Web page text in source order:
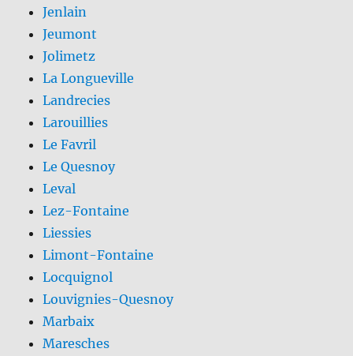
Jenlain
Jeumont
Jolimetz
La Longueville
Landrecies
Larouillies
Le Favril
Le Quesnoy
Leval
Lez-Fontaine
Liessies
Limont-Fontaine
Locquignol
Louvignies-Quesnoy
Marbaix
Maresches